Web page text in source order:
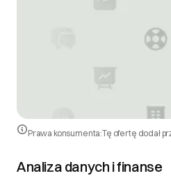
Prawa konsumenta:Tę ofertę dodał
Analiza danych i finanse